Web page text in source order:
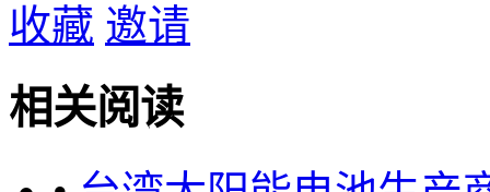
收藏 邀请
相关阅读